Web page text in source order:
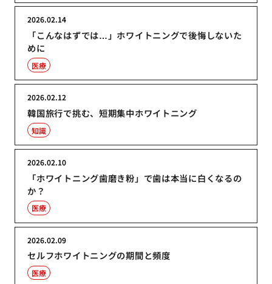
「こんなはずでは…」ホワイトニングで後悔しないた
めに
2026.02.14
医療
韓国旅行で挑む、短期集中ホワイトニング
2026.02.12
知識
「ホワイトニング歯磨き粉」で歯は本当に白くなるの
か？
2026.02.10
医療
セルフホワイトニングの期間と頻度
2026.02.09
医療